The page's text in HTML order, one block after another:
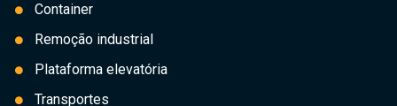
Container
Remoção industrial
Plataforma elevatória
Transportes